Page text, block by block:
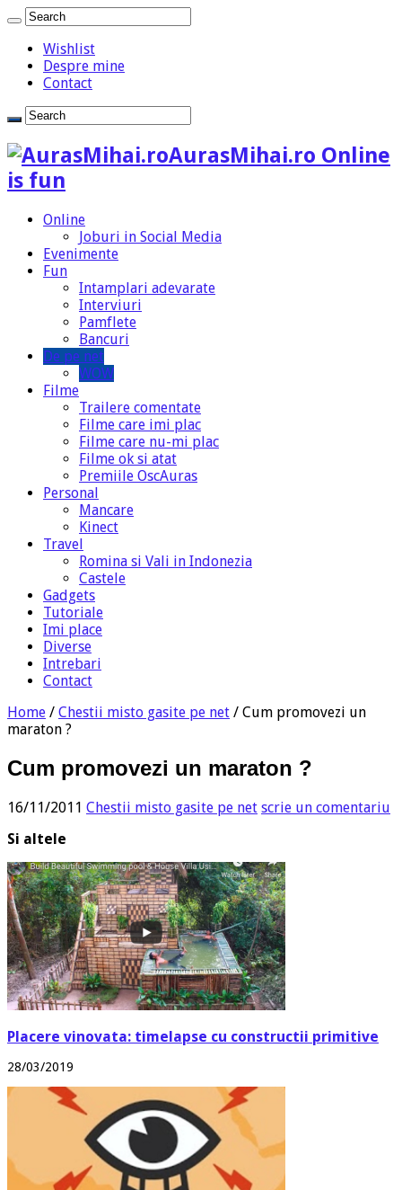
Wishlist
Despre mine
Contact
AurasMihai.ro Online
is fun
Online
Joburi in Social Media
Evenimente
Fun
Intamplari adevarate
Interviuri
Pamflete
Bancuri
De pe net
WOW
Filme
Trailere comentate
Filme care imi plac
Filme care nu-mi plac
Filme ok si atat
Premiile OscAuras
Personal
Mancare
Kinect
Travel
Romina si Vali in Indonezia
Castele
Gadgets
Tutoriale
Imi place
Diverse
Intrebari
Contact
Home / Chestii misto gasite pe net / Cum promovezi un
maraton ?
Cum promovezi un maraton ?
16/11/2011 Chestii misto gasite pe net scrie un comentariu
Si altele
Placere vinovata: timelapse cu constructii primitive
28/03/2019